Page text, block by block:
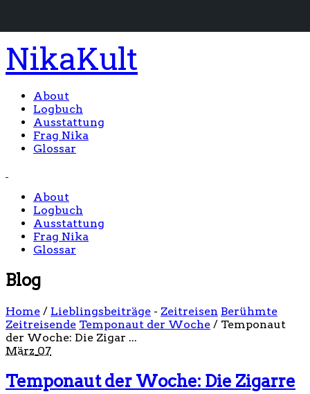
NikaKult
About
Logbuch
Ausstattung
Frag Nika
Glossar
About
Logbuch
Ausstattung
Frag Nika
Glossar
Blog
Home / Lieblingsbeiträge - Zeitreisen Berühmte
Zeitreisende Temponaut der Woche / Temponaut
der Woche: Die Zigar ...
März 07
Temponaut der Woche: Die Zigarre